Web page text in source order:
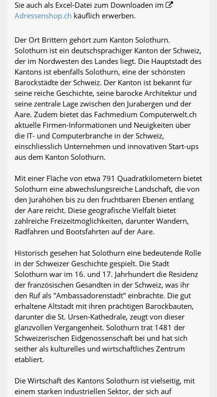
Sie auch als Excel-Datei zum Downloaden im
Adressenshop.ch käuflich erwerben.
Der Ort Brittern gehört zum Kanton Solothurn.
Solothurn ist ein deutschsprachiger Kanton der Schweiz,
der im Nordwesten des Landes liegt. Die Hauptstadt des
Kantons ist ebenfalls Solothurn, eine der schönsten
Barockstädte der Schweiz. Der Kanton ist bekannt für
seine reiche Geschichte, seine barocke Architektur und
seine zentrale Lage zwischen den Jurabergen und der
Aare. Zudem bietet das Fachmedium Computerwelt.ch
aktuelle Firmen-Informationen und Neuigkeiten über
die IT- und Computerbranche in der Schweiz,
einschliesslich Unternehmen und innovativen Start-ups
aus dem Kanton Solothurn.
Mit einer Fläche von etwa 791 Quadratkilometern bietet
Solothurn eine abwechslungsreiche Landschaft, die von
den Jurahöhen bis zu den fruchtbaren Ebenen entlang
der Aare reicht. Diese geografische Vielfalt bietet
zahlreiche Freizeitmöglichkeiten, darunter Wandern,
Radfahren und Bootsfahrten auf der Aare.
Historisch gesehen hat Solothurn eine bedeutende Rolle
in der Schweizer Geschichte gespielt. Die Stadt
Solothurn war im 16. und 17. Jahrhundert die Residenz
der französischen Gesandten in der Schweiz, was ihr
den Ruf als "Ambassadorenstadt" einbrachte. Die gut
erhaltene Altstadt mit ihren prächtigen Barockbauten,
darunter die St. Ursen-Kathedrale, zeugt von dieser
glanzvollen Vergangenheit. Solothurn trat 1481 der
Schweizerischen Eidgenossenschaft bei und hat sich
seither als kulturelles und wirtschaftliches Zentrum
etabliert.
Die Wirtschaft des Kantons Solothurn ist vielseitig, mit
einem starken industriellen Sektor, der sich auf